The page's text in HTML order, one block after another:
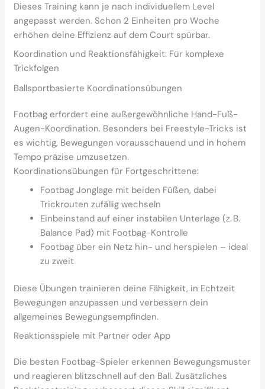
Dieses Training kann je nach individuellem Level
angepasst werden. Schon 2 Einheiten pro Woche
erhöhen deine Effizienz auf dem Court spürbar.
Koordination und Reaktionsfähigkeit: Für komplexe
Trickfolgen
Ballsportbasierte Koordinationsübungen
Footbag erfordert eine außergewöhnliche Hand-Fuß-
Augen-Koordination. Besonders bei Freestyle-Tricks ist
es wichtig, Bewegungen vorausschauend und in hohem
Tempo präzise umzusetzen.
Koordinationsübungen für Fortgeschrittene:
Footbag Jonglage mit beiden Füßen, dabei
Trickrouten zufällig wechseln
Einbeinstand auf einer instabilen Unterlage (z. B.
Balance Pad) mit Footbag-Kontrolle
Footbag über ein Netz hin- und herspielen – ideal
zu zweit
Diese Übungen trainieren deine Fähigkeit, in Echtzeit
Bewegungen anzupassen und verbessern dein
allgemeines Bewegungsempfinden.
Reaktionsspiele mit Partner oder App
Die besten Footbag-Spieler erkennen Bewegungsmuster
und reagieren blitzschnell auf den Ball. Zusätzliches